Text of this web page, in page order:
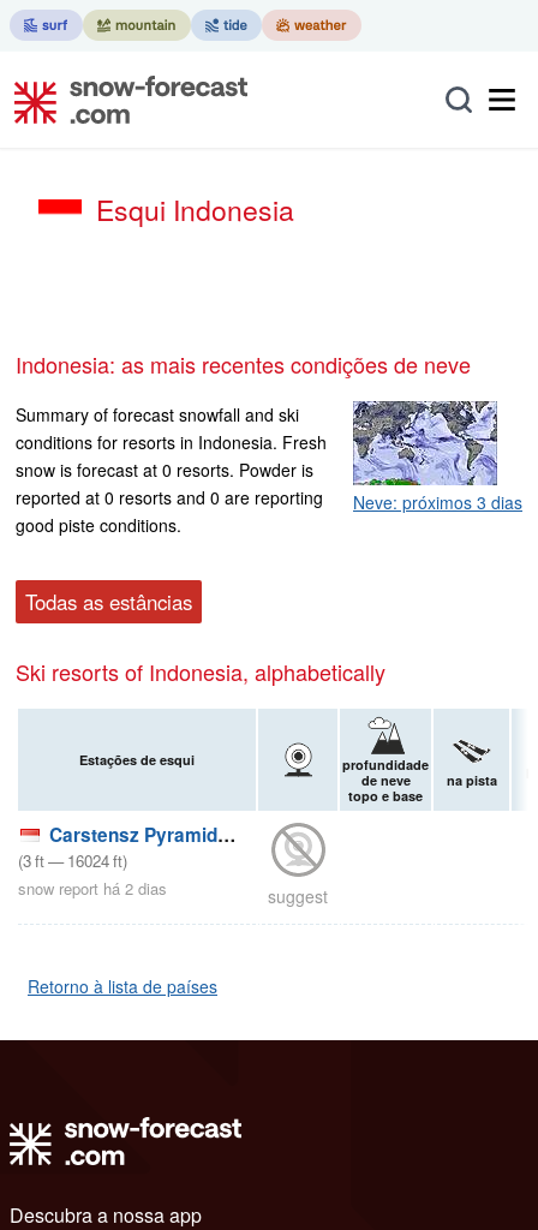
Esqui Indonesia
Indonesia: as mais recentes condições de neve
Neve: próximos 3 dias
Summary of forecast snowfall and ski
conditions for resorts in Indonesia. Fresh
snow is forecast at 0 resorts. Powder is
reported at 0 resorts and 0 are reporting
good piste conditions.
Todas as estâncias
Ski resorts of Indonesia, alphabetically
Estações de esqui
profundidade
de neve
topo e base
na pista
Carstensz Pyramid (Puncak Jaya)
(3ft—16024ft)
snow report há 2 dias
suggest
Retorno à lista de países
Descubra a nossa app